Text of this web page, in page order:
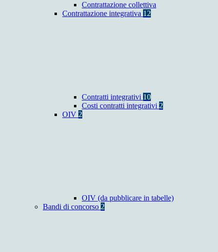
Contrattazione collettiva
Contrattazione integrativa 12
Contratti integrativi 10
Costi contratti integrativi 2
OIV 2
OIV (da pubblicare in tabelle)
Bandi di concorso 2